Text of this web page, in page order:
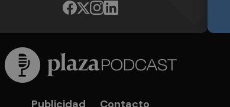
Publicidad Contacto